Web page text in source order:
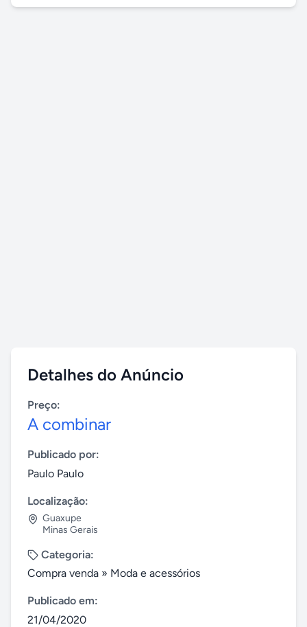
Detalhes do Anúncio
Preço:
A combinar
Publicado por:
Paulo Paulo
Localização:
Guaxupe
Minas Gerais
Categoria:
Compra venda » Moda e acessórios
Publicado em:
21/04/2020